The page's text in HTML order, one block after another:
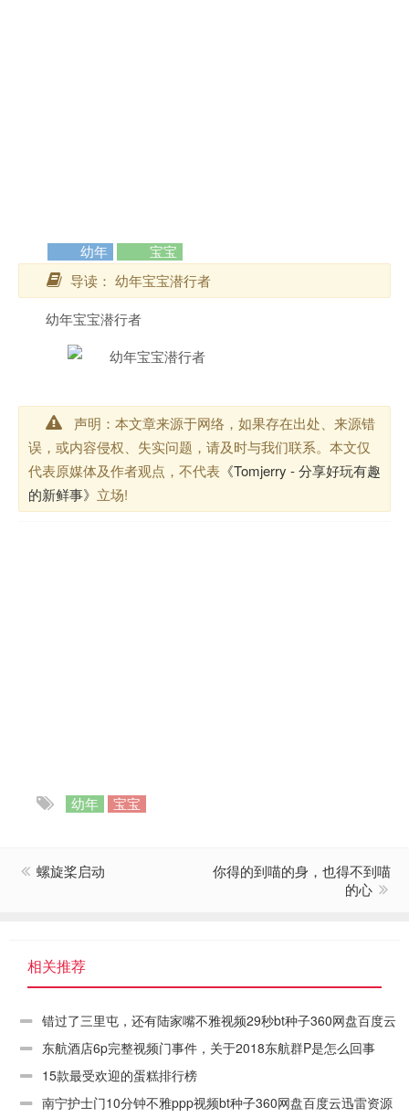
幼年
宝宝
导读： 幼年宝宝潜行者
幼年宝宝潜行者
声明：本文章来源于网络，如果存在出处、来源错
误，或内容侵权、失实问题，请及时与我们联系。本文仅
代表原媒体及作者观点，不代表 《Tomjerry - 分享好玩有趣
的新鲜事》 立场!
幼年 宝宝
螺旋桨启动
你得的到喵的身，也得不到喵
的心
相关推荐
错过了三里屯，还有陆家嘴不雅视频29秒bt种子360网盘百度云
迅雷资源链接下载
东航酒店6p完整视频门事件，关于2018东航群P是怎么回事
15款最受欢迎的蛋糕排行榜
南宁护士门10分钟不雅ppp视频bt种子360网盘百度云迅雷资源